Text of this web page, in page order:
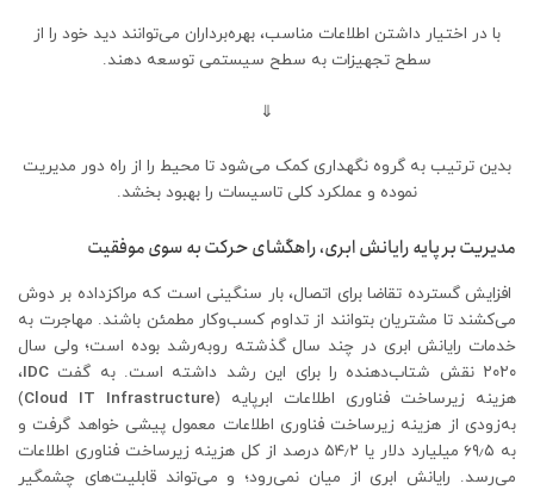
با در اختیار داشتن اطلاعات مناسب، بهره‌برداران می‌توانند دید خود را از
سطح تجهیزات به سطح سیستمی توسعه دهند.
⇓
بدین ترتیب به گروه نگهداری کمک می‌شود تا محیط را از راه دور مدیریت
نموده و عملکرد کلی تاسیسات را بهبود بخشد.
مدیریت بر پایه رایانش ابری، راهگشای حرکت به‌ سوی موفقیت
افزایش گسترده تقاضا برای اتصال، بار سنگینی است که مراکزداده بر دوش
می‌کشند تا مشتریان بتوانند از تداوم کسب‌وکار مطمئن باشند. مهاجرت به
خدمات رایانش ابری در چند سال گذشته روبه‌رشد بوده است؛ ولی سال
۲۰۲۰ نقش شتاب‌دهنده را برای این رشد داشته است. به گفت
IDC،
هزینه زیرساخت فناوری اطلاعات ابرپایه (Cloud IT Infrastructure
)
به‌زودی از هزینه زیرساخت فناوری اطلاعات معمول پیشی خواهد گرفت و
به ۶۹٫۵ میلیارد دلار یا ۵۴٫۲ درصد از کل هزینه زیرساخت فناوری اطلاعات
می‌رسد. رایانش ابری از میان نمی‌رود؛ و می‌تواند قابلیت‌های چشمگیر